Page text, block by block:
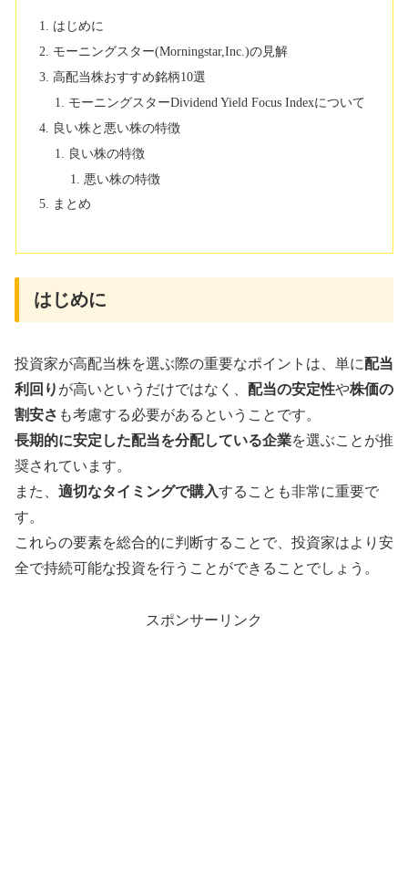
はじめに
モーニングスター(Morningstar,Inc.)の見解
高配当株おすすめ銘柄10選
モーニングスターDividend Yield Focus Indexについて
良い株と悪い株の特徴
良い株の特徴
悪い株の特徴
まとめ
はじめに
投資家が高配当株を選ぶ際の重要なポイントは、単に配当
利回り が高いというだけではなく、 配当の安定性や株価の
割安さ も考慮する必要があるということです。
長期的に安定した配当を分配している企業を選ぶことが推
奨されています。
また、 適切なタイミングで購入することも非常に重要で
す。
これらの要素を総合的に判断することで、投資家はより安
全で持続可能な投資を行うことができることでしょう。
スポンサーリンク